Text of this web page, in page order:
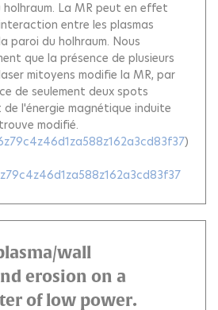
La MR peut en effet
entre les plasmas
paroi du holhraum. Nous
que la présence de plusieurs
mitoyens modifie la MR, par
de seulement deux spots
l'énergie magnétique induite
modifié.
)
wall
erosion on a
of low power.